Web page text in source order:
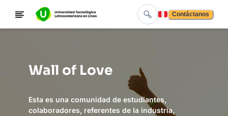
Contáctanos
Wall of Love
Esta es una comunidad de estudiantes,
colaboradores, referentes de la industria,